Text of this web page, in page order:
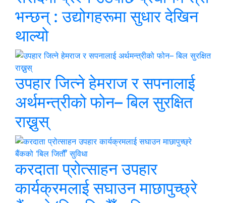
भन्छन् : उद्योगहरूमा सुधार देखिन
थाल्यो
उपहार जित्ने हेमराज र सपनालाई
अर्थमन्त्रीको फोन– बिल सुरक्षित
राख्नुस्
करदाता प्रोत्साहन उपहार
कार्यक्रमलाई सघाउन माछापुच्छ्रे